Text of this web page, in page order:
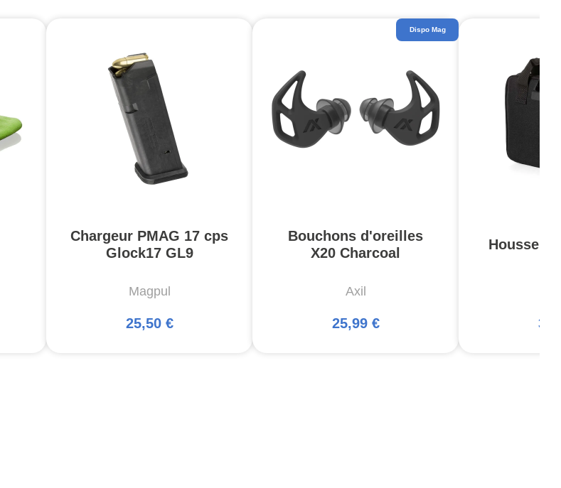
Chargeur PMAG 17 cps
Glock17 GL9
Magpul
25,50 €
Bouchons d'oreilles
X20 Charcoal
Axil
25,99 €
Dispo Mag
Housse